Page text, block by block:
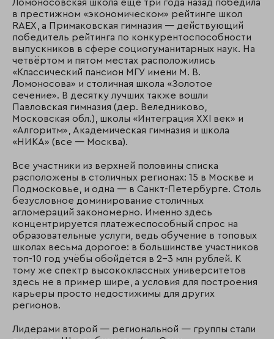
Ломоносовская школа ещё три года назад победила
в престижном «экономическом» рейтинге школ
RAEX, а Примаковская гимназия — действующий
победитель рейтинга по конкурентоспособности
выпускников в сфере социогуманитарных наук. На
четвёртом и пятом местах расположились
«Классический пансион МГУ имени М. В.
Ломоносова» и столичная школа «Золотое
сечение». В десятку лучших также вошли
Павловская гимназия (дер. Веледниково,
Московская обл.), школы «Интеграция XXI век» и
«Алгоритм», Академическая гимназия и школа
«НИКА» (все — Москва).
Все участники из верхней половины списка
расположены в столичных регионах: 15 в Москве и
Подмосковье, и одна — в Санкт-Петербурге. Столь
безусловное доминирование столичных
агломераций закономерно. Именно здесь
концентрируется платежеспособный спрос на
образовательные услуги, ведь обучение в топовых
школах весьма дорогое: в большинстве участников
топ-10 год учёбы обойдётся в 2-3 млн рублей. К
тому же спектр высококлассных университетов
здесь не в пример шире, а условия для построения
карьеры просто недостижимы для других
регионов.
Лидерами второй — региональной — группы стали